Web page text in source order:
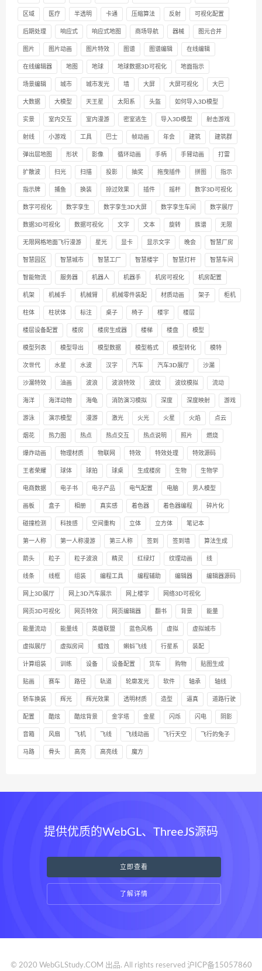
区域 医疗 半透明 卡通 压缩算法 反射 可视化配置
后期处理 响应式 响应式地图 商场导航 器械 图元合并
图片 图片动画 图片特效 图谱 图谱编辑 在线编辑
在线编辑器 地图 地球 地球数据3D可视化 地面指示
场景编辑 城市 城市发光 墙 大屏 大屏可视化 大巴
大数据 大模型 天王星 太阳系 头盔 如何导入3D模型
实景 室内交互 室内漫游 密室逃生 导入3D模型 射击游戏
射线 小游戏 工具 巴士 帧动画 年会 建筑 建筑群
弹出层地图 形状 影像 循环动画 手柄 手臂动画 打雷
扩散波 扫光 扫描 投影 抽奖 拖曳插件 拼图 指示
指示牌 捕鱼 换装 掠过效果 插件 摇杆 数字3D可视化
数字可视化 数字孪生 数字孪生3D大屏 数字孪生车间 数字展厅
数据3D可视化 数据可视化 文字 文本 旋转 族谱 无限
无限网格地面飞行漫游 星光 显卡 显示文字 晚会 智慧厂房
智慧园区 智慧城市 智慧工厂 智慧楼宇 智慧灯杆 智慧车间
智能物流 服务器 机器人 机器手 机房可视化 机房配置
机架 机械手 机械臂 机械零件装配 材质动画 架子 柜机
柱体 柱状体 标注 桌子 椅子 楼宇 楼层
楼层设备配置 楼房 楼房生成器 楼梯 楼盘 模型
模型列表 模型导出 模型数据 模型格式 模型转化 模特
次世代 水星 水波 汉字 汽车 汽车3D展厅 沙漏
沙漏特效 油画 波浪 波浪特效 波纹 波纹模拟 流动
海洋 海洋动物 海龟 消防演习模拟 深度 深度映射 游戏
游泳 演示模型 漫游 激光 火光 火星 火焰 点云
烟花 热力图 热点 热点交互 热点说明 照片 燃烧
爆炸动画 物理材质 物联网 特效 特效处理 特效源码
王者荣耀 球体 球拍 球桌 生成楼房 生物 生物学
电商数据 电子书 电子产品 电气配置 电脑 男人模型
画板 盒子 相册 真实感 着色器 着色器编程 碎片化
碰撞检测 科技感 空间重构 立体 立方体 笔记本
第一人称 第一人称漫游 第三人称 签到 签到墙 算法生成
箭头 粒子 粒子波浪 精灵 红绿灯 纹理动画 线
线条 线框 组装 编程工具 编程辅助 编辑器 编辑器源码
网上3D展厅 网上3D汽车展示 网上楼宇 网络3D可视化
网页3D可视化 网页特效 网页编辑器 翻书 背景 能量
能量流动 能量线 英雄联盟 蓝色风格 虚拟 虚拟城市
虚拟展厅 虚拟房间 蜡烛 蝌蚪飞线 行星系 装配
计算组装 训练 设备 设备配置 货车 购物 贴图生成
贴画 赛车 路径 轨道 轮廓发光 软件 轴承 轴线
轿车换装 辉光 辉光效果 透明材质 造型 逼真 道路行驶
配置 酷炫 酷炫背景 金字塔 金星 闪烁 闪电 阴影
音箱 风扇 飞机 飞线 飞线动画 飞行天空 飞行的兔子
马路 骨头 高亮 高亮线 魔方
提供优质的WebGL、ThreeJS源码
立即查看
了解详情
© 2020 WebGLStudy.COM 出品. All rights reserved 沪ICP备15057860